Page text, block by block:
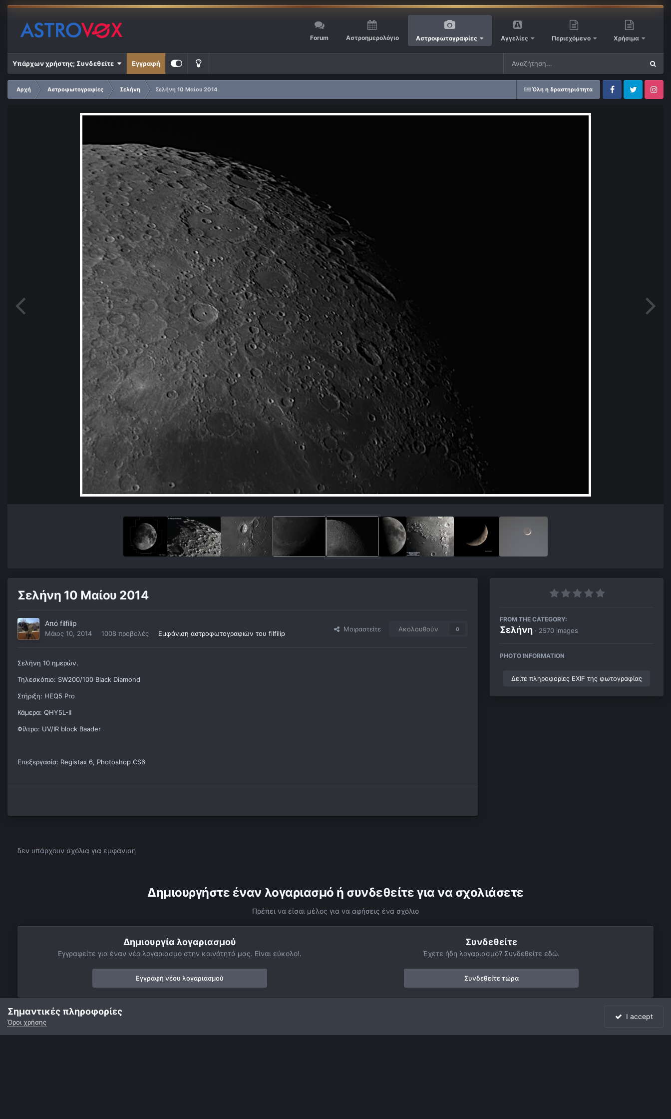
Forum Αστροημερολόγιο Αστροφωτογραφίες Αγγελίες Περιεχόμενο Χρήσιμα
Υπάρχων χρήστης; Συνδεθείτε Εγγραφή
Όλη η δραστηριότητα
Αρχή Αστροφωτογραφίες Σελήνη
Σελήνη 10 Μαίου 2014
FacebookTwitter Instagram
Σελήνη 10 Μαίου 2014
Από filfilip
Μάιος 10, 2014 1008 προβολές Εμφάνιση αστροφωτογραφιών του filfilip
Μοιραστείτε Ακολουθούν 0
Σελήνη 10 ημερών.
Τηλεσκόπιο: SW200/100 Black Diamond
Στήριξη: HEQ5 Pro
Κάμερα: QHY5L-II
Φίλτρο: UV/IR block Baader
Επεξεργασία: Registax 6, Photoshop CS6
FROM THE CATEGORY:
Σελήνη · 2570 images
PHOTO INFORMATION
Δείτε πληροφορίες EXIF της φωτογραφίας
δεν υπάρχουν σχόλια για εμφάνιση
Δημιουργήστε έναν λογαριασμό ή συνδεθείτε για να σχολιάσετε
Πρέπει να είσαι μέλος για να αφήσεις ένα σχόλιο
Δημιουργία λογαριασμού
Εγγραφείτε για έναν νέο λογαριασμό στην κοινότητά μας. Είναι εύκολο!.
Εγγραφή νέου λογαριασμού
Συνδεθείτε
Έχετε ήδη λογαριασμό? Συνδεθείτε εδώ.
Συνδεθείτε τώρα
Αρχή
Σημαντικές πληροφορίες
Όροι χρήσης
I accept